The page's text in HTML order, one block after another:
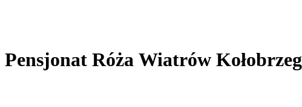
Pensjonat Róża Wiatrów Kołobrzeg